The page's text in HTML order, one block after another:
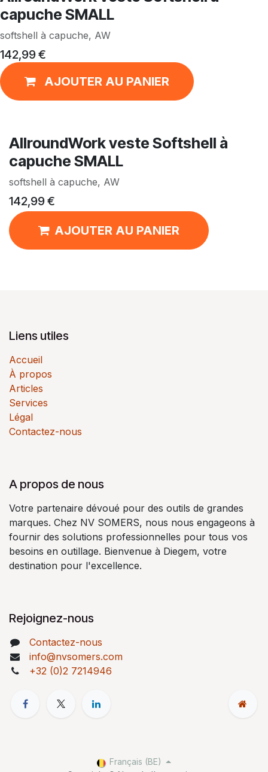
capuche SMALL
softshell à capuche, AW
142,99€
AJOUTER AU PANIER
AllroundWork veste Softshell à
capuche SMALL
softshell à capuche, AW
142,99€
AJOUTER AU PANIER
Liens utiles
Accueil
À propos
Articles
Services
Légal
Contactez-nous
A propos de nous
Votre partenaire dévoué pour des outils de grandes
marques. Chez NV SOMERS, nous nous engageons à
fournir des solutions professionnelles pour tous vos
besoins en outillage. Bienvenue à Diegem, votre
destination pour l'excellence.
Rejoignez-nous
Contactez-nous
info@nvsomers.com
+32 (0)2 7214946
Français (BE)